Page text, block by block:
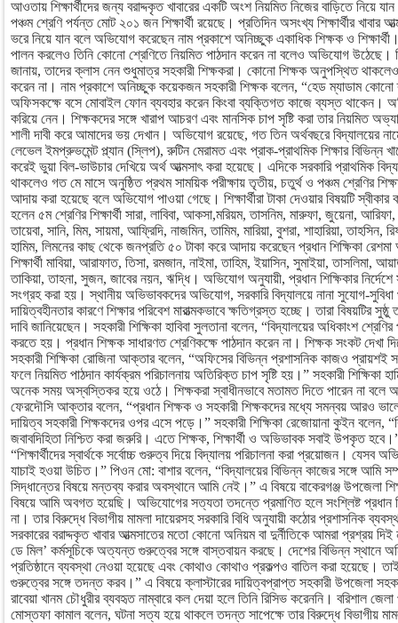
আওতায় শিক্ষার্থীদের জন্য বরাদ্দকৃত খাবারের একটি অংশ নিয়মিত নিজের বাড়িতে নিয়ে
পঞ্চম শ্রেণি পর্যন্ত মোট ২০১ জন শিক্ষার্থী রয়েছে। প্রতিদিন অসংখ্য শিক্ষার্থীর খাবার
ভরে নিয়ে যান বলে অভিযোগ করেছেন নাম প্রকাশে অনিচ্ছুক একাধিক শিক্ষক ও
পালন করলেও তিনি কোনো শ্রেণিতে নিয়মিত পাঠদান করেন না বলেও অভিযোগ উঠেছে।
জানায়, তাদের ক্লাস নেন শুধুমাত্র সহকারী শিক্ষকরা। কোনো শিক্ষক অনুপস্থিত থাকলেও
করেন না। নাম প্রকাশে অনিচ্ছুক কয়েকজন সহকারী শিক্ষক বলেন, “হেড ম্যাডাম
অফিসকক্ষে বসে মোবাইল ফোন ব্যবহার করেন কিংবা ব্যক্তিগত কাজে ব্যস্ত থাকেন।
করিয়ে নেন। শিক্ষকদের সঙ্গে খারাপ আচরণ এবং মানসিক চাপ সৃষ্টি করা তার নিয়মিত
শালী দাবী করে আমাদের ভয় দেখান। অভিযোগ রয়েছে, গত তিন অর্থবছরে বিদ্যালয়ের
লেভেল ইমপ্রুভমেন্ট প্ল্যান (স্লিপ), রুটিন মেরামত এবং প্রাক-প্রাথমিক শিক্ষার বিভিন্ন
করেই ভুয়া বিল-ভাউচার দেখিয়ে অর্থ আত্মসাৎ করা হয়েছে। এদিকে সরকারি প্রাথমিক
থাকলেও গত মে মাসে অনুষ্ঠিত প্রথম সাময়িক পরীক্ষায় তৃতীয়, চতুর্থ ও পঞ্চম শ্রেণির
আদায় করা হয়েছে বলে অভিযোগ পাওয়া গেছে। শিক্ষার্থীরা টাকা দেওয়ার বিষয়টি স্বীকার
হলেন ৫ম শ্রেণির শিক্ষার্থী সারা, লাবিবা, আকসা,মরিয়ম, তাসনিম, মারুফা, জুয়েনা,
তায়েবা, সানি, মিম, সায়মা, আফ্রিদি, নাজমিন, তামিম, মারিয়া, বুশরা, শাহারিয়া, তাহসিন,
হামিম, লিমনের কাছ থেকে জনপ্রতি ৫০ টাকা করে আদায় করেছেন প্রধান শিক্ষিকা
শিক্ষার্থী মাবিয়া, আরাফাত, তিসা, রমজান, নাইমা, তাহিম, ইয়াসিন, সুমাইয়া, তাসলিমা,
তাকিয়া, তাহনা, সুজন, জাবের নয়ন, ঋদ্ধি। অভিযোগ অনুযায়ী, প্রধান শিক্ষিকার
সংগ্রহ করা হয়। স্থানীয় অভিভাবকদের অভিযোগ, সরকারি বিদ্যালয়ে নানা সুযোগ-
দায়িত্বহীনতার কারণে শিক্ষার পরিবেশ মারাত্মকভাবে ক্ষতিগ্রস্ত হচ্ছে। তারা বিষয়টির
দাবি জানিয়েছেন। সহকারী শিক্ষিকা হাবিবা সুলতানা বলেন, “বিদ্যালয়ের অধিকাংশ
করতে হয়। প্রধান শিক্ষক সাধারণত শ্রেণিকক্ষে পাঠদান করেন না। শিক্ষক সংকট দেখা
সহকারী শিক্ষিকা রোজিনা আক্তার বলেন, “অফিসের বিভিন্ন প্রশাসনিক কাজও প্রায়শই
ফলে নিয়মিত পাঠদান কার্যক্রম পরিচালনায় অতিরিক্ত চাপ সৃষ্টি হয়।” সহকারী শিক্ষিকা
অনেক সময় অস্বস্তিকর হয়ে ওঠে। শিক্ষকরা স্বাধীনভাবে মতামত দিতে পারেন না বলে
ফেরদৌসি আক্তার বলেন, “প্রধান শিক্ষক ও সহকারী শিক্ষকদের মধ্যে সমন্বয় আরও
দায়িত্ব সহকারী শিক্ষকদের ওপর এসে পড়ে।” সহকারী শিক্ষিকা রেজোয়ানা কুইন বলেন,
জবাবদিহিতা নিশ্চিত করা জরুরি। এতে শিক্ষক, শিক্ষার্থী ও অভিভাবক সবাই উপকৃত
“শিক্ষার্থীদের স্বার্থকে সর্বোচ্চ গুরুত্ব দিয়ে বিদ্যালয় পরিচালনা করা প্রয়োজন।
যাচাই হওয়া উচিত।” পিওন মো: বাশার বলেন, “বিদ্যালয়ের বিভিন্ন কাজের সঙ্গে আমি
সিদ্ধান্তের বিষয়ে মন্তব্য করার অবস্থানে আমি নেই।” এ বিষয়ে বাকেরগঞ্জ উপজেলা
বিষয়ে আমি অবগত হয়েছি। অভিযোগের সত্যতা তদন্তে প্রমাণিত হলে সংশ্লিষ্ট প্রধান
না। তার বিরুদ্ধে বিভাগীয় মামলা দায়েরসহ সরকারি বিধি অনুযায়ী কঠোর প্রশাসনিক
সরকারের বরাদ্দকৃত খাবার আত্মসাতের মতো কোনো অনিয়ম বা দুর্নীতিকে আমরা প্রশ্রয়
ডে মিল’ কর্মসূচিকে অত্যন্ত গুরুত্বের সঙ্গে বাস্তবায়ন করছে। দেশের বিভিন্ন স্থানে
প্রতিষ্ঠানে ব্যবস্থা নেওয়া হয়েছে এবং কোথাও কোথাও প্রকল্পও বাতিল করা
গুরুত্বের সঙ্গে তদন্ত করব।” এ বিষয়ে ক্লাস্টারের দায়িত্বপ্রাপ্ত সহকারী উপজেলা
রাবেয়া খানম চৌধুরীর ব্যবহৃত নাম্বারে কল দেয়া হলে তিনি রিসিভ করেননি। বরিশাল
মোস্তফা কামাল বলেন, ঘটনা সত্য হয়ে থাকলে তদন্ত সাপেক্ষে তার বিরুদ্ধে বিভাগীয়